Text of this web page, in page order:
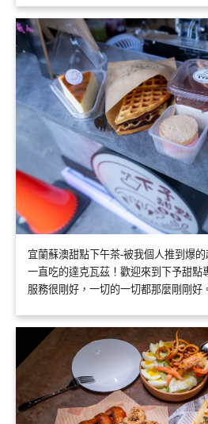
宜蘭蘇澳甜點下午茶-被我個人推到爆
一直吃的達克瓦茲！歡迎來到下予甜點
服務很剛好，一切的一切都那麼剛剛好